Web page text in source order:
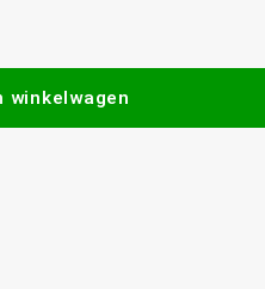
winkelwagen